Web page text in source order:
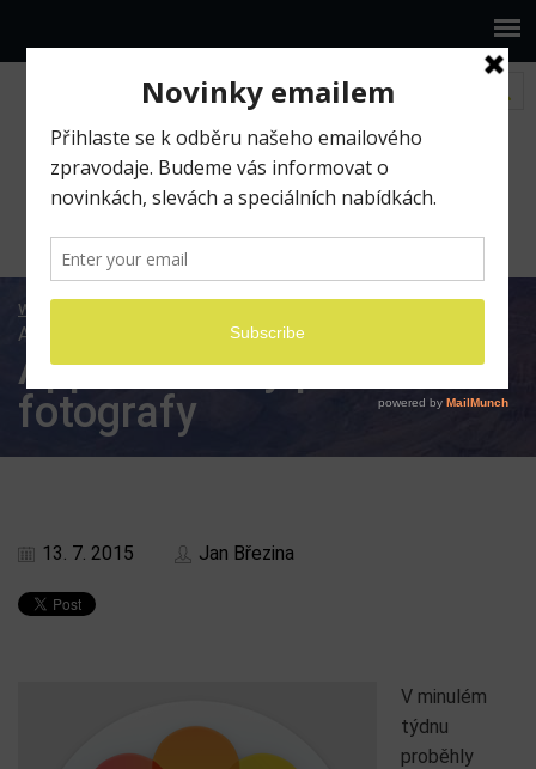
www.ilumio.cz
Apple novinky pro fotografy
Apple novinky pro
fotografy
13. 7. 2015 Jan Březina
V minulém
týdnu
proběhly